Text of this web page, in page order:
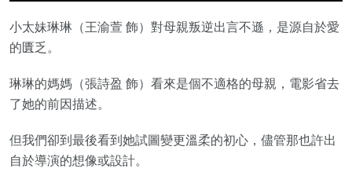
小太妹琳琳（王渝萱 飾）對母親叛逆出言不遜，是源自於愛
的匱乏。
琳琳的媽媽（張詩盈 飾）看來是個不適格的母親，電影省去
了她的前因描述。
但我們卻到最後看到她試圖變更溫柔的初心，儘管那也許出
自於導演的想像或設計。